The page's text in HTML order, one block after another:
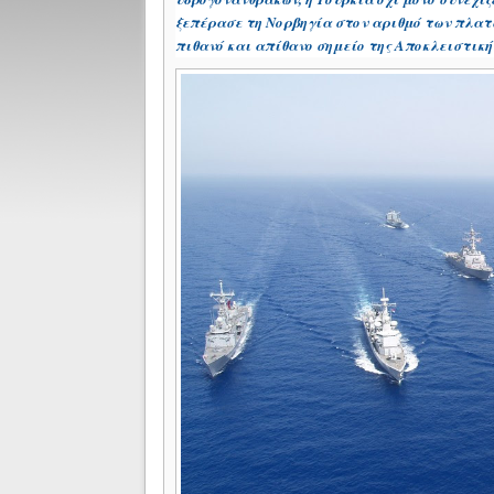
ξεπέρασε τη Νορβηγία στον αριθμό των
πιθανό και απίθανο σημείο της